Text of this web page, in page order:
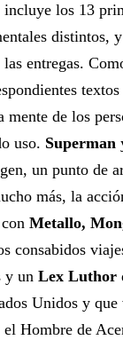
los 13
distintos,
entregas.
mente de los
uso. Superman
un punto de
más, la
Metallo,
consabidos
y un Lex Luthor
Unidos y
Hombre de